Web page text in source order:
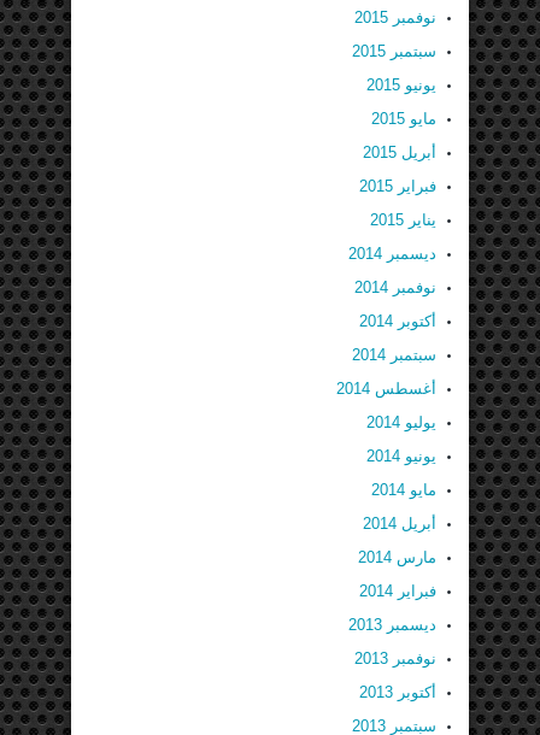
نوفمبر 2015
سبتمبر 2015
يونيو 2015
مايو 2015
أبريل 2015
فبراير 2015
يناير 2015
ديسمبر 2014
نوفمبر 2014
أكتوبر 2014
سبتمبر 2014
أغسطس 2014
يوليو 2014
يونيو 2014
مايو 2014
أبريل 2014
مارس 2014
فبراير 2014
ديسمبر 2013
نوفمبر 2013
أكتوبر 2013
سبتمبر 2013